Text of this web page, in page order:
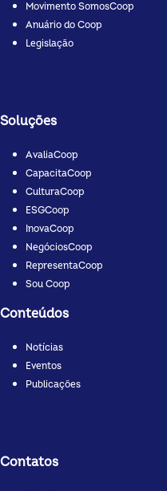
Movimento SomosCoop
Anuário do Coop
Legislação
Soluções
AvaliaCoop
CapacitaCoop
CulturaCoop
ESGCoop
InovaCoop
NegóciosCoop
RepresentaCoop
Sou Coop
Conteúdos
Notícias
Eventos
Publicações
Contatos